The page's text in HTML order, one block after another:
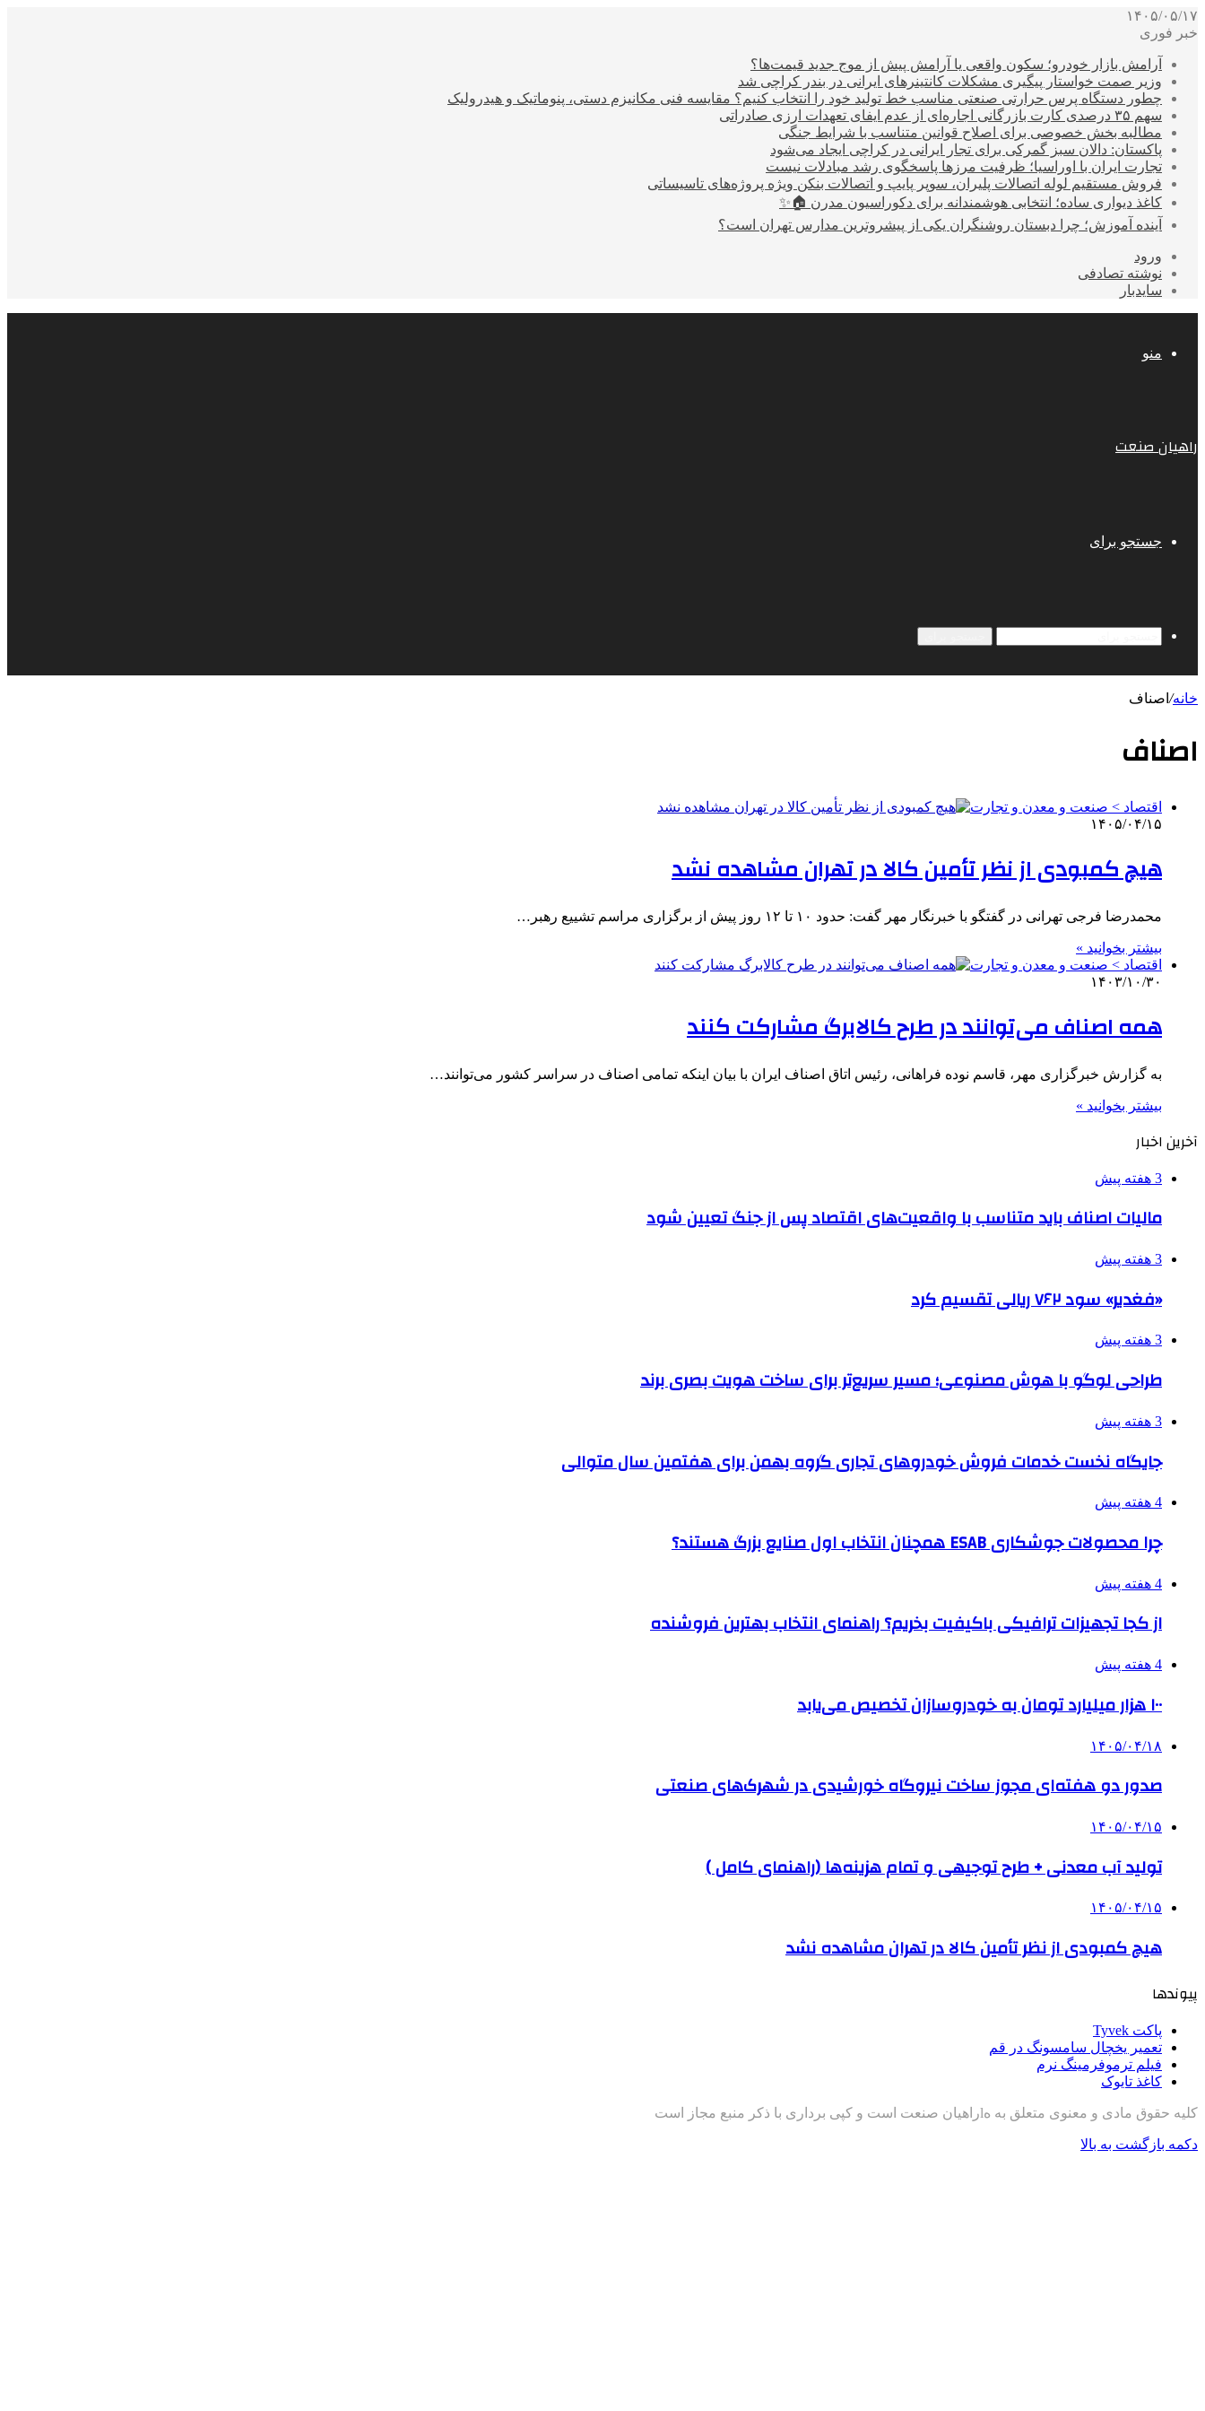
۱۴۰۵/۰۵/۱۷
خبر فوری
آرامش بازار خودرو؛ سکون واقعی یا آرامش پیش از موج جدید قیمت‌ها؟
وزیر صمت خواستار پیگیری مشکلات کانتینرهای ایرانی در بندر کراچی شد
چطور دستگاه پرس حرارتی صنعتی مناسب خط تولید خود را انتخاب کنیم؟ مقایسه فنی مکانیزم دستی، پنوماتیک و هیدرولیک
سهم ۳۵ درصدی کارت بازرگانی اجاره‌ای از عدم ایفای تعهدات ارزی صادراتی
مطالبه بخش خصوصی برای اصلاح قوانین متناسب با شرایط جنگی
پاکستان: دالان سبز گمرکی برای تجار ایرانی در کراچی ایجاد می‌شود
تجارت ایران با اوراسیا؛ ظرفیت مرزها پاسخگوی رشد مبادلات نیست
فروش مستقیم لوله اتصالات پلیران، سوپر پایپ و اتصالات بنکن ویژه پروژه‌های تاسیساتی
کاغذ دیواری ساده؛ انتخابی هوشمندانه برای دکوراسیون مدرن 🏠✨
آینده آموزش؛ چرا دبستان روشنگران یکی از پیشروترین مدارس تهران است؟
ورود
نوشته تصادفی
سایدبار
منو
راهیان صنعت
جستجو برای
خانه/ اصناف
اصناف
اقتصاد > صنعت و معدن و تجارت
۱۴۰۵/۰۴/۱۵
هیچ کمبودی از نظر تأمین کالا در تهران مشاهده نشد
محمدرضا فرجی تهرانی در گفتگو با خبرنگار مهر گفت: حدود ۱۰ تا ۱۲ روز پیش از برگزاری مراسم تشییع رهبر…
بیشتر بخوانید »
اقتصاد > صنعت و معدن و تجارت
۱۴۰۳/۱۰/۳۰
همه اصناف می‌توانند در طرح کالابرگ مشارکت کنند
به گزارش خبرگزاری مهر، قاسم نوده فراهانی، رئیس اتاق اصناف ایران با بیان اینکه تمامی اصناف در سراسر کشور می‌توانند…
بیشتر بخوانید »
آخرین اخبار
3 هفته پیش
مالیات اصناف باید متناسب با واقعیت‌های اقتصاد پس از جنگ تعیین شود
3 هفته پیش
«فغدیر» سود ۷۶۲ ریالی تقسیم کرد
3 هفته پیش
طراحی لوگو با هوش مصنوعی؛ مسیر سریع‌تر برای ساخت هویت بصری برند
3 هفته پیش
جایگاه نخست خدمات فروش خودروهای تجاری گروه بهمن برای هفتمین سال متوالی
4 هفته پیش
چرا محصولات جوشکاری ESAB همچنان انتخاب اول صنایع بزرگ هستند؟
4 هفته پیش
از کجا تجهیزات ترافیکی باکیفیت بخریم؟ راهنمای انتخاب بهترین فروشنده
4 هفته پیش
۱۰۰ هزار میلیارد تومان به خودروسازان تخصیص می‌یابد
۱۴۰۵/۰۴/۱۸
صدور دو هفته‌ای مجوز ساخت نیروگاه خورشیدی در شهرک‌های صنعتی
۱۴۰۵/۰۴/۱۵
تولید آب معدنی + طرح توجیهی و تمام هزینه‌ها (راهنمای کامل )
۱۴۰۵/۰۴/۱۵
هیچ کمبودی از نظر تأمین کالا در تهران مشاهده نشد
پیوندها
پاکت Tyvek
تعمیر یخچال سامسونگ در قم
فیلم ترموفرمینگ نرم
کاغذ تایوک
کلیه حقوق مادی و معنوی متعلق به هlراهیان صنعت است و کپی برداری با ذکر منبع مجاز است
دکمه بازگشت به بالا